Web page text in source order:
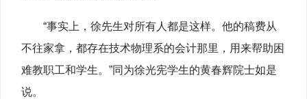
“事实上，徐先生对所有人都是这样。他的稿费从
不往家拿，都存在技术物理系的会计那里，用来帮助困
难教职工和学生。”同为徐光宪学生的黄春辉院士如是
说。